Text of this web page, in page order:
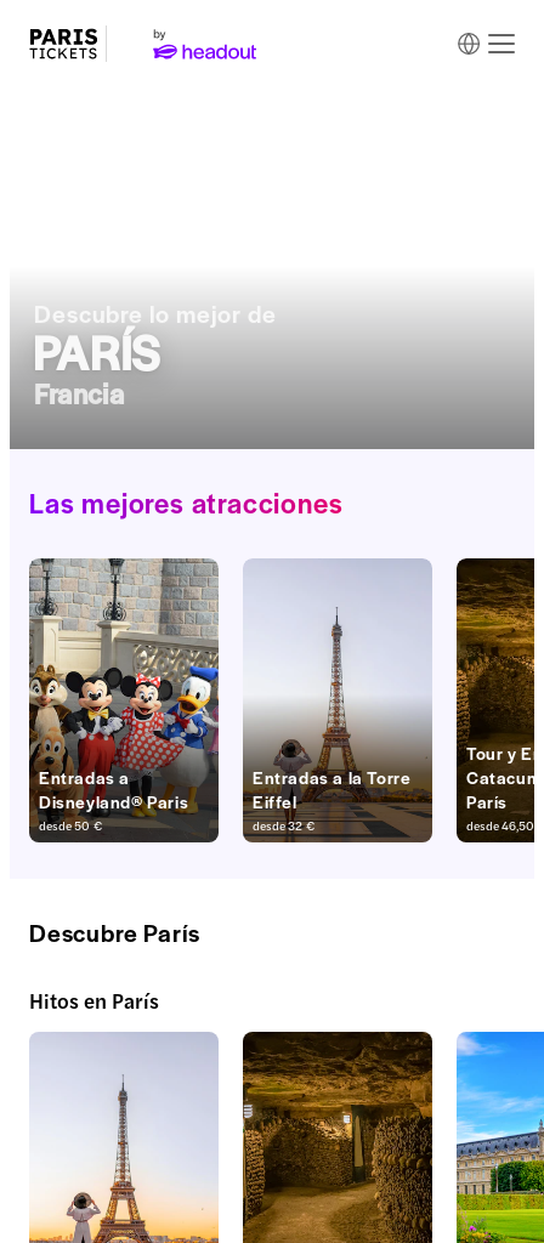
Descubre lo mejor de
PARÍS
Francia
Las mejores atracciones
Entradas a
Disneyland® Paris
desde50 €
Entradas a la Torre
Eiffel
desde32 €
Tour y
París
desde46,50
Descubre París
Hitos en París